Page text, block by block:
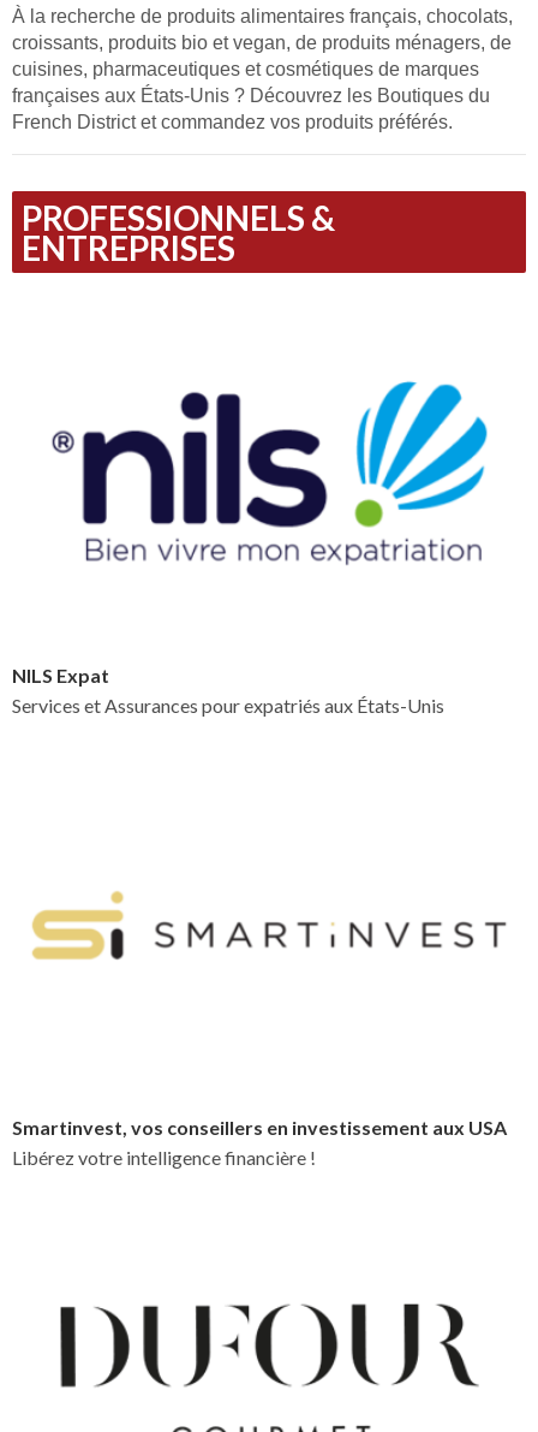
À la recherche de produits alimentaires français, chocolats,
croissants, produits bio et vegan, de produits ménagers, de
cuisines, pharmaceutiques et cosmétiques de marques
françaises aux États-Unis ? Découvrez les Boutiques du
French District et commandez vos produits préférés.
PROFESSIONNELS &
ENTREPRISES
NILS Expat
Services et Assurances pour expatriés aux États-Unis
Smartinvest, vos conseillers en investissement aux USA
Libérez votre intelligence financière !